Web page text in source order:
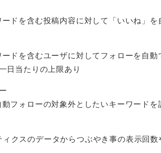
ドを含む投稿内容に対して「いいね」を
ドを含むユーザに対してフォローを自動
日当たりの上限あり
フォローの対象外としたいキーワードを
クスのデータからつぶやき事の表示回数